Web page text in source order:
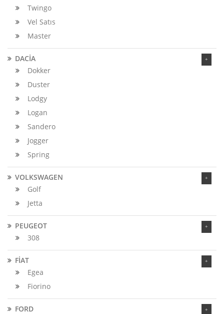
Twingo
Vel Satıs
Master
DACİA
Dokker
Duster
Lodgy
Logan
Sandero
Jogger
Spring
VOLKSWAGEN
Golf
Jetta
PEUGEOT
308
FİAT
Egea
Fiorino
FORD